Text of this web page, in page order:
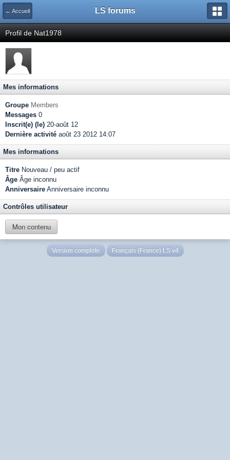
← Accueil LS forums
Profil de Nat1978
Mes informations
Groupe Members
Messages 0
Inscrit(e) (le) 20-août 12
Dernière activité août 23 2012 14:07
Mes informations
Titre Nouveau / peu actif
Âge Âge inconnu
Anniversaire Anniversaire inconnu
Contrôles utilisateur
Mon contenu
Version complète Français (France) LS v4